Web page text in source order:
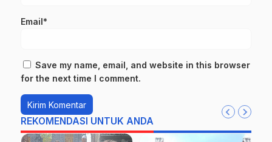
Email*
Save my name, email, and website in this browser
for the next time I comment.
REKOMENDASI UNTUK ANDA